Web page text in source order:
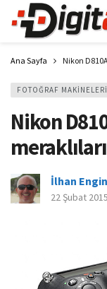
Ana Sayfa Nikon
FOTOĞRAF MAKINELERI
Nikon
İlhan Engin
22 Şubat 2015